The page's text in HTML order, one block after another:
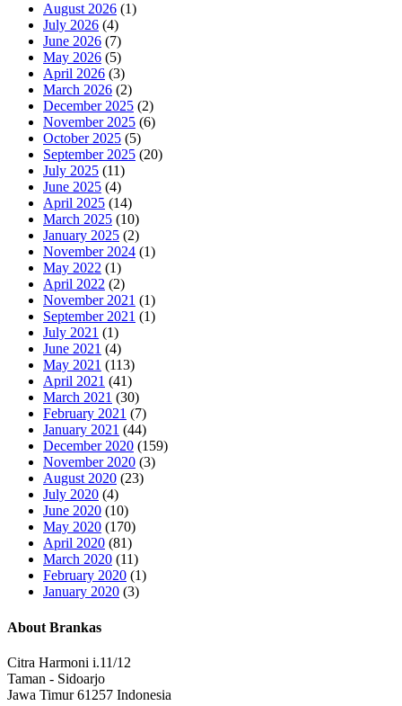
August 2026 (1)
July 2026 (4)
June 2026 (7)
May 2026 (5)
April 2026 (3)
March 2026 (2)
December 2025 (2)
November 2025 (6)
October 2025 (5)
September 2025 (20)
July 2025 (11)
June 2025 (4)
April 2025 (14)
March 2025 (10)
January 2025 (2)
November 2024 (1)
May 2022 (1)
April 2022 (2)
November 2021 (1)
September 2021 (1)
July 2021 (1)
June 2021 (4)
May 2021 (113)
April 2021 (41)
March 2021 (30)
February 2021 (7)
January 2021 (44)
December 2020 (159)
November 2020 (3)
August 2020 (23)
July 2020 (4)
June 2020 (10)
May 2020 (170)
April 2020 (81)
March 2020 (11)
February 2020 (1)
January 2020 (3)
About Brankas
Citra Harmoni i.11/12
Taman - Sidoarjo
Jawa Timur 61257 Indonesia